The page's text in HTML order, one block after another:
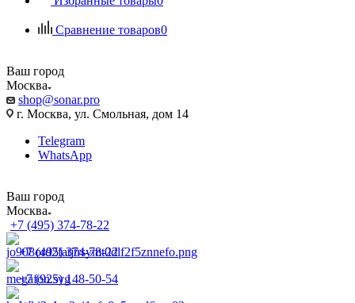
Сравнение товаров0
Ваш город
Москва
shop@sonar.pro
г. Москва, ул. Смольная, дом 14
Telegram
WhatsApp
Ваш город
Москва
+7 (495) 374-78-22
+7 (495) 374-78-22
+7 (925) 148-50-54